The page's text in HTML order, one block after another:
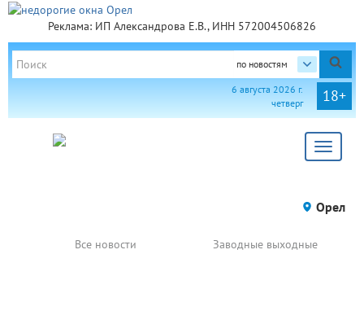
Реклама: ИП Александрова Е.В., ИНН 572004506826
по новостям
18+
6 августа 2026 г.
четверг
Toggle
Орел
Все новости Заводные выходные